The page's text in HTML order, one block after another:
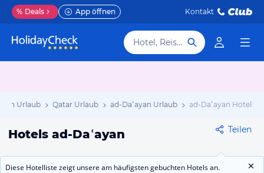
% Deals App öffnen Kontakt
Hotel, Reiseziel
Urlaub Qatar Urlaub ad-Daʿayan Urlaub ad-Daʿayan Hotels
Hotels ad-Daʿayan Teilen
Diese Hotelliste zeigt unsere am häufigsten gebuchten Hotels an.